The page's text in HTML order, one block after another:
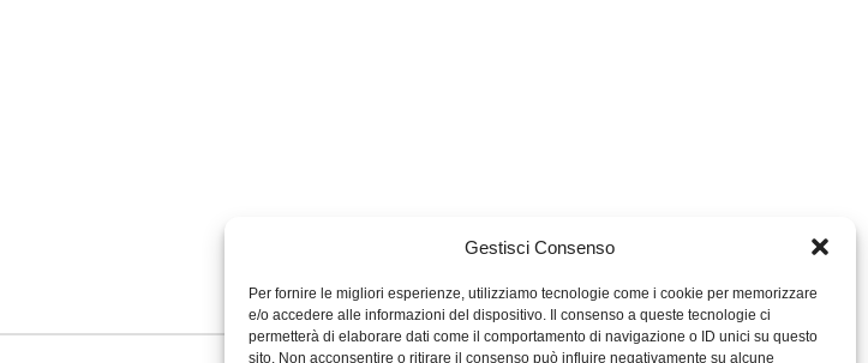
Gestisci Consenso
Per fornire le migliori esperienze, utilizziamo tecnologie come i cookie per memorizzare
e/o accedere alle informazioni del dispositivo. Il consenso a queste tecnologie ci
permetterà di elaborare dati come il comportamento di navigazione o ID unici su questo
sito. Non acconsentire o ritirare il consenso può influire negativamente su alcune